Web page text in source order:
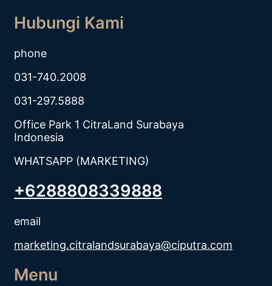
Hubungi Kami
phone
031-740.2008
031-297.5888
Office Park 1 CitraLand Surabaya
Indonesia
WHATSAPP (MARKETING)
+6288808339888
email
marketing.citralandsurabaya@ciputra.com
Menu